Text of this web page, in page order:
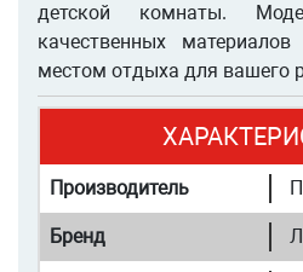
детской комнаты.
качественных
местом отдыха для вашего
Производитель
Бренд